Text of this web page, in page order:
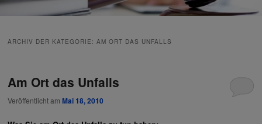
ARCHIV DER KATEGORIE:AM ORT DAS UNFALLS
Am Ort das Unfalls
Veröffentlicht amMai 18, 2010